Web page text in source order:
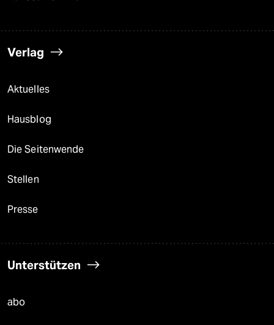
Verlag
Aktuelles
Hausblog
Die Seitenwende
Stellen
Presse
Unterstützen
abo